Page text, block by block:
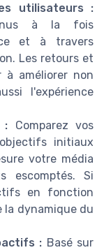
utilisateurs :
à la fois
et à travers
Les retours et
à améliorer non
l'expérience
: Comparez vos
initiaux
votre média
escomptés. Si
en fonction
la dynamique du
: Basé sur